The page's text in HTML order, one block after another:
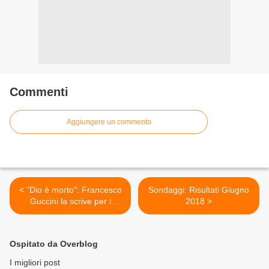
Commenti
Aggiungere un commento
< "Dio è morto": Francesco
Guccini la scrive per i
Nomadi
Sondaggi: Risultati Giugno
2018 >
Ospitato da Overblog
I migliori post